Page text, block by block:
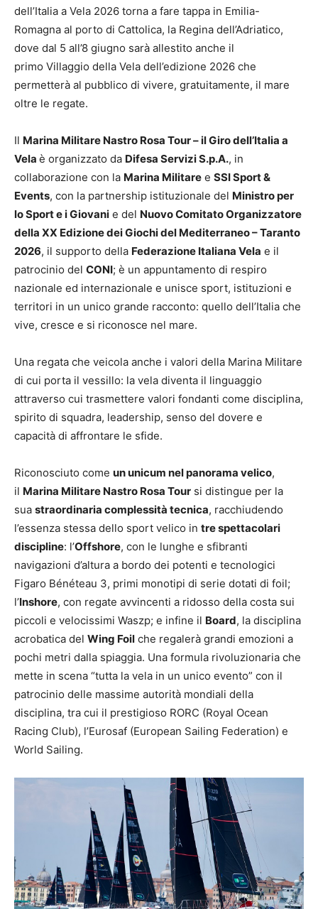
dell’Italia a Vela 2026 torna a fare tappa in Emilia-
Romagna al porto di Cattolica, la Regina dell’Adriatico,
dove dal 5 all’8 giugno sarà allestito anche il
primo Villaggio della Vela dell’edizione 2026 che
permetterà al pubblico di vivere, gratuitamente, il mare
oltre le regate.
Il Marina Militare Nastro Rosa Tour – il Giro dell’Italia a
Vela è organizzato da Difesa Servizi S.p.A., in
collaborazione con la Marina Militare e SSI Sport &
Events, con la partnership istituzionale del Ministro per
lo Sport e i Giovani e del Nuovo Comitato Organizzatore
della XX Edizione dei Giochi del Mediterraneo – Taranto
2026, il supporto della Federazione Italiana Vela e il
patrocinio del CONI; è un appuntamento di respiro
nazionale ed internazionale e unisce sport, istituzioni e
territori in un unico grande racconto: quello dell’Italia che
vive, cresce e si riconosce nel mare.
Una regata che veicola anche i valori della Marina Militare
di cui porta il vessillo: la vela diventa il linguaggio
attraverso cui trasmettere valori fondanti come disciplina,
spirito di squadra, leadership, senso del dovere e
capacità di affrontare le sfide.
Riconosciuto come un unicum nel panorama velico,
il Marina Militare Nastro Rosa Tour si distingue per la
sua straordinaria complessità tecnica, racchiudendo
l’essenza stessa dello sport velico in tre spettacolari
discipline: l’Offshore, con le lunghe e sfibranti
navigazioni d’altura a bordo dei potenti e tecnologici
Figaro Bénéteau 3, primi monotipi di serie dotati di foil;
l’Inshore, con regate avvincenti a ridosso della costa sui
piccoli e velocissimi Waszp; e infine il Board, la disciplina
acrobatica del Wing Foil che regalerà grandi emozioni a
pochi metri dalla spiaggia. Una formula rivoluzionaria che
mette in scena “tutta la vela in un unico evento” con il
patrocinio delle massime autorità mondiali della
disciplina, tra cui il prestigioso RORC (Royal Ocean
Racing Club), l’Eurosaf (European Sailing Federation) e
World Sailing.